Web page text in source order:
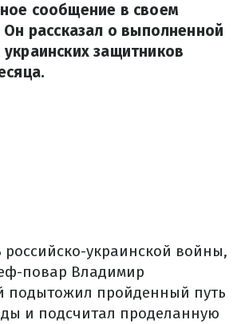
сообщение в своем
Он рассказал о выполненной
защитников
российско-украинской войны,
повар Владимир
подытожил пройденный путь
и подсчитал проделанную